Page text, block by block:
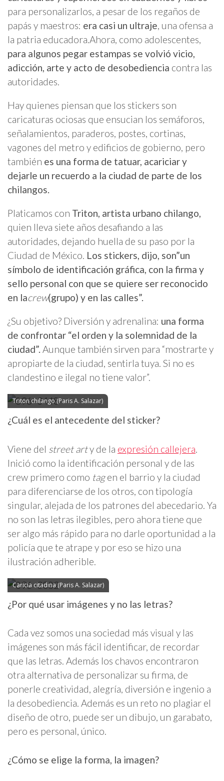
para personalizarlos, a pesar de los regaños de
papás y maestros: era casi un ultraje, una ofensa a
la patria educadora.Ahora, como adolescentes,
para algunos pegar estampas se volvió vicio,
adicción, arte y acto de desobediencia contra las
autoridades.
Hay quienes piensan que los stickers son
caricaturas ociosas que ensucian los semáforos,
señalamientos, paraderos, postes, cortinas,
vagones del metro y edificios de gobierno, pero
también es una forma de tatuar, acariciar y
dejarle un recuerdo a la ciudad de parte de los
chilangos.
Platicamos con Triton, artista urbano chilango,
quien lleva siete años desafiando a las
autoridades, dejando huella de su paso por la
Ciudad de México. Los stickers, dijo, son”un
símbolo de identificación gráfica, con la firma y
sello personal con que se quiere ser reconocido
en lacrew(grupo) y en las calles”.
¿Su objetivo? Diversión y adrenalina: una forma
de confrontar “el orden y la solemnidad de la
ciudad”. Aunque también sirven para “mostrarte y
apropiarte de la ciudad, sentirla tuya. Si no es
clandestino e ilegal no tiene valor”.
Triton chilango (Paris A. Salazar)
¿Cuál es el antecedente del sticker?
Viene del street arty de la expresión callejera.
Inició como la identificación personal y de las
crew primero como tagen el barrio y la ciudad
para diferenciarse de los otros, con tipología
singular, alejada de los patrones del abecedario. Ya
no son las letras ilegibles, pero ahora tiene que
ser algo más rápido para no darle oportunidad a la
policía que te atrape y por eso se hizo una
ilustración adherible.
Caricia citadina (Paris A. Salazar)
¿Por qué usar imágenes y no las letras?
Cada vez somos una sociedad más visual y las
imágenes son más fácil identificar, de recordar
que las letras. Además los chavos encontraron
otra alternativa de personalizar su firma, de
ponerle creatividad, alegría, diversión e ingenio a
la desobediencia. Además es un reto no plagiar el
diseño de otro, puede ser un dibujo, un garabato,
pero es personal, único.
¿Cómo se elige la forma, la imagen?